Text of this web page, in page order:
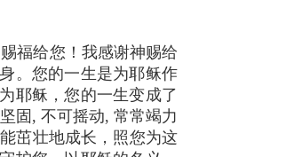
福给您！我感谢神赐给
。您的一生是为耶稣作
耶稣，您的一生变成了
固, 不可摇动, 常常竭力
茁壮地成长，照您为这